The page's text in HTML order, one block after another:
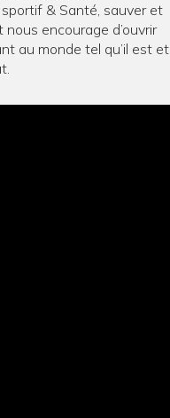
& Santé, sauver et
encourage d’ouvrir
au monde tel qu’il est et